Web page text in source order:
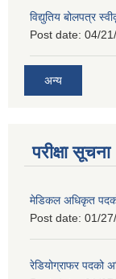
विद्युतिय बोलपत्र
Post date: 04/
अन्य
परीक्षा सूचना
मेडिकल अधिकृत
Post date: 01/
रेडियोग्राफर पदको